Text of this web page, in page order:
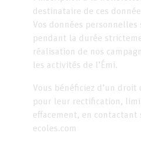
destinataire de ces
Vos données personnelles
pendant la durée
réalisation de nos
les activités de l’Émi.
Vous bénéficiez d’un droit
pour leur rectification,
effacement, en contactant
ecoles.com